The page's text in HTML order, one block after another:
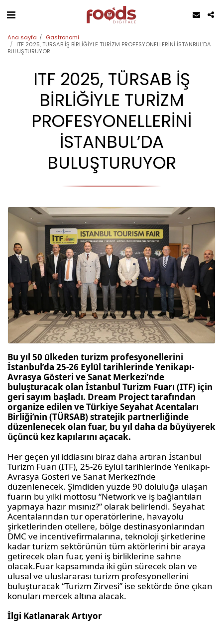
Ana sayfa
Gastronomi
ITF 2025, TÜRSAB İŞ BİRLİĞİYLE TURİZM PROFESYONELLERİNİ İSTANBUL’DA
BULUŞTURUYOR
ITF 2025, TÜRSAB İŞ
BİRLİĞİYLE TURİZM
PROFESYONELLERİNİ
İSTANBUL’DA
BULUŞTURUYOR
Bu yıl 50 ülkeden turizm profesyonellerini
İstanbul’da 25-26 Eylül tarihlerinde Yenikapı-
Avrasya Gösteri ve Sanat Merkezi’nde
buluşturacak olan İstanbul Turizm Fuarı (ITF) için
geri sayım başladı. Dream Project tarafından
organize edilen ve Türkiye SeyahatAcentaları
Birliği’nin (TÜRSAB) stratejik partnerliğinde
düzenlenecek olan fuar, bu yıl daha da büyüyerek
üçüncü kez kapılarını açacak.
Her geçen yıl iddiasını biraz daha artıran İstanbul
Turizm Fuarı (ITF), 25-26 Eylül tarihlerinde Yenikapı-
Avrasya Gösteri ve Sanat Merkezi’nde
düzenlenecek. Şimdiden yüzde 90 doluluğa ulaşan
fuarın bu yılki mottosu “Network ve iş bağlantıları
yapmaya hazır mısınız?” olarak belirlendi. Seyahat
Acentalarından tur operatörlerine, havayolu
şirketlerinden otellere, bölge destinasyonlarından
DMC ve incentivefirmalarına, teknoloji şirketlerine
kadar turizm sektörünün tüm aktörlerini bir araya
getirecek olan fuar, yeni iş birliklerine sahne
olacak.Fuar kapsamında iki gün sürecek olan ve
ulusal ve uluslararası turizm profesyonellerini
buluşturacak “Turizm Zirvesi” ise sektörde öne çıkan
konuları mercek altına alacak.
İlgi Katlanarak Artıyor